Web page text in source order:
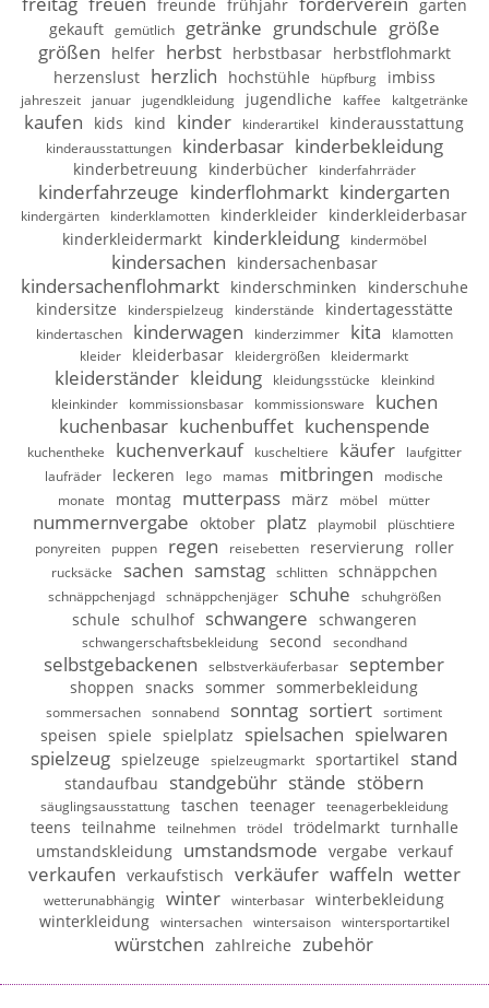
freunde frühjahr
garten
gekauft
gemütlich getränke grundschule größe
größen
helfer herbst herbstbasar herbstflohmarkt
herzenslust herzlich hochstühle hüpfburg imbiss
jahreszeit januar jugendkleidung jugendliche kaffee kaltgetränke
kaufen kids kind kinder kinderartikel kinderausstattung
kinderausstattungen kinderbasar kinderbekleidung
kinderbetreuung kinderbücher kinderfahrräder
kinderfahrzeuge kinderflohmarkt kindergarten
kindergärten kinderklamotten kinderkleider kinderkleiderbasar
kinderkleidermarkt kinderkleidung kindermöbel
kindersachen kindersachenbasar
kindersachenflohmarkt kinderschminken
kinderschuhe
kindersitze
kinderspielzeug kinderstände kindertagesstätte
kindertaschen kinderwagen kinderzimmer kita
klamotten
kleider
kleiderbasar kleidergrößen kleidermarkt
kleiderständer kleidung kleidungsstücke
kleinkind
kleinkinder
kommissionsbasar kommissionsware
kuchen
kuchenbasar kuchenbuffet kuchenspende
kuchentheke kuchenverkauf kuscheltiere käufer
laufgitter
laufräder
leckeren lego mamas mitbringen
modische
monate
montag mutterpass märz möbel mütter
nummernvergabe oktober platz playmobil
plüschtiere
ponyreiten
puppen regen reisebetten reservierung roller
rucksäcke sachen samstag schlitten schnäppchen
schnäppchenjagd schnäppchenjäger schuhe schuhgrößen
schule schulhof schwangere schwangeren
schwangerschaftsbekleidung second secondhand
selbstgebackenen selbstverkäuferbasar september
shoppen snacks sommer sommerbekleidung
sommersachen sonnabend sonntag sortiert sortiment
speisen spiele spielplatz spielsachen spielwaren
spielzeug spielzeuge spielzeugmarkt sportartikel stand
standaufbau standgebühr stände stöbern
säuglingsausstattung taschen teenager teenagerbekleidung
teens teilnahme teilnehmen trödel trödelmarkt turnhalle
umstandskleidung umstandsmode vergabe verkauf
verkaufen verkaufstisch verkäufer waffeln wetter
wetterunabhängig winter winterbasar
winterbekleidung
winterkleidung
wintersachen wintersaison wintersportartikel
würstchen zahlreiche zubehör